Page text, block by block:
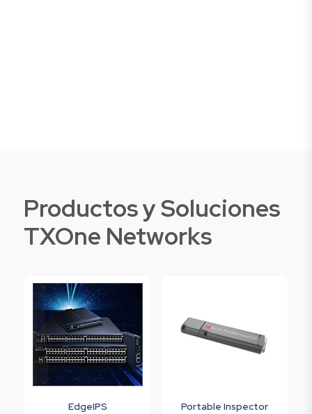
Productos y Soluciones
TXOne Networks
EdgeIPS Portable Inspector